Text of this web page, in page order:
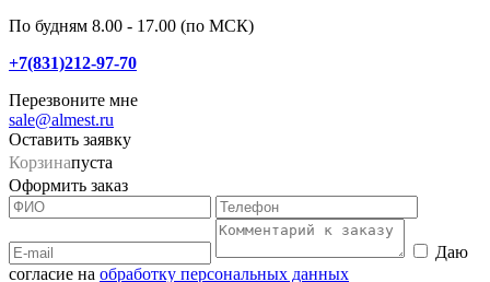
По будням 8.00 - 17.00 (по МСК)
+7(831)212-97-70
Перезвоните мне
sale@almest.ru
Оставить заявку
Корзинапуста
Оформить заказ
Даю
согласие на обработку персональных данных